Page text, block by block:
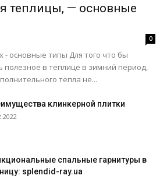
теплицы, — основные
0
- основные типы Для того что бы
полезное в теплице в зимний период,
тепла не...
клинкерной плитки
спальные гарнитуры в
splendid-ray.ua